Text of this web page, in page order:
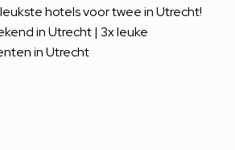
hotels voor twee in Utrecht!
in Utrecht | 3x leuke
in Utrecht